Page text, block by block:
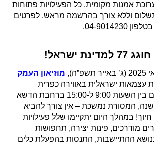
אמנות מקומית. כל הפעילויות פתוחות
וללא צורך בהרשמה מראש. לפרטים
9014230.
ישראל!
מוזיאון העמק
עצמאות ישראלית באווירה כפרית
ואותנטית, שתתקיים בין השעות 9:00 ל-15:00 ברחבת הדשא
שנה, המסורת נמשכת – אין צורך להביא
במהלך היום יתקיימו שלל פעילויות
מודרכים, פינות יצירה, תחפושות
בנושא ההתיישבות, התנסות בהפעלת כלים